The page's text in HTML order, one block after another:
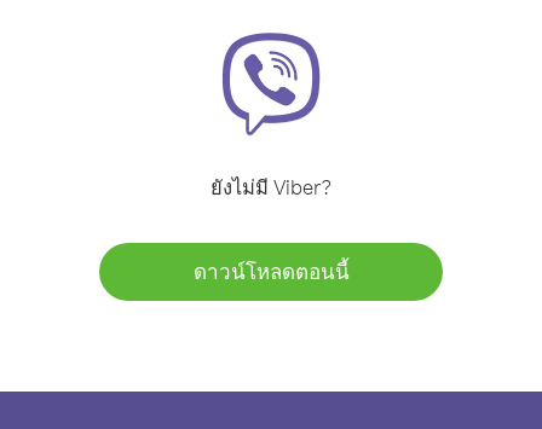
ยังไม่มี Viber?
ดาวน์โหลดตอนนี้